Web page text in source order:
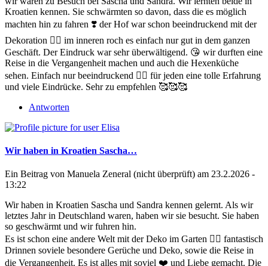
Kroatien kennen. Sie schwärmten so davon, dass die es möglich
machten hin zu fahren ❣️ der Hof war schon beeindruckend mit der
Dekoration 🧙‍♀️ im inneren roch es einfach nur gut in dem ganzen
Geschäft. Der Eindruck war sehr überwältigend. 😘 wir durften eine
Reise in die Vergangenheit machen und auch die Hexenküche
sehen. Einfach nur beeindruckend 👍🏻 für jeden eine tolle Erfahrung
und viele Eindrücke. Sehr zu empfehlen 🥰🥰🥰
Antworten
Wir haben in Kroatien Sascha…
Ein Beitrag von Manuela Zeneral (nicht überprüft) am 23.2.2026 -
13:22
Wir haben in Kroatien Sascha und Sandra kennen gelernt. Als wir
letztes Jahr in Deutschland waren, haben wir sie besucht. Sie haben
so geschwärmt und wir fuhren hin.
Es ist schon eine andere Welt mit der Deko im Garten 👍🏻 fantastisch
Drinnen soviele besondere Gerüche und Deko, sowie die Reise in
die Vergangenheit. Es ist alles mit soviel ❤️ und Liebe gemacht. Die